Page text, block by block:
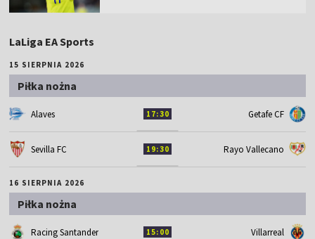
LaLiga EA Sports
15 SIERPNIA 2026
Piłka nożna
Alaves 17:30 Getafe CF
Sevilla FC 19:30 Rayo Vallecano
16 SIERPNIA 2026
Piłka nożna
Racing Santander 15:00 Villarreal